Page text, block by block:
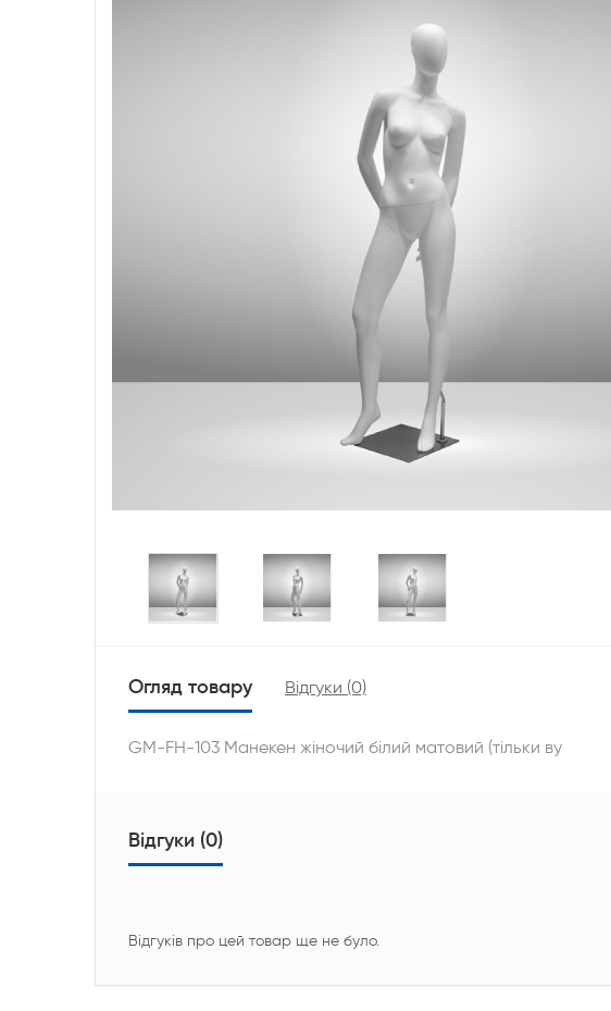
Огляд товару Відгуки (0)
GM-FH-103 Манекен жіночий білий матовий (тільки ву
Відгуки (0)
Відгуків про цей товар ще не було.